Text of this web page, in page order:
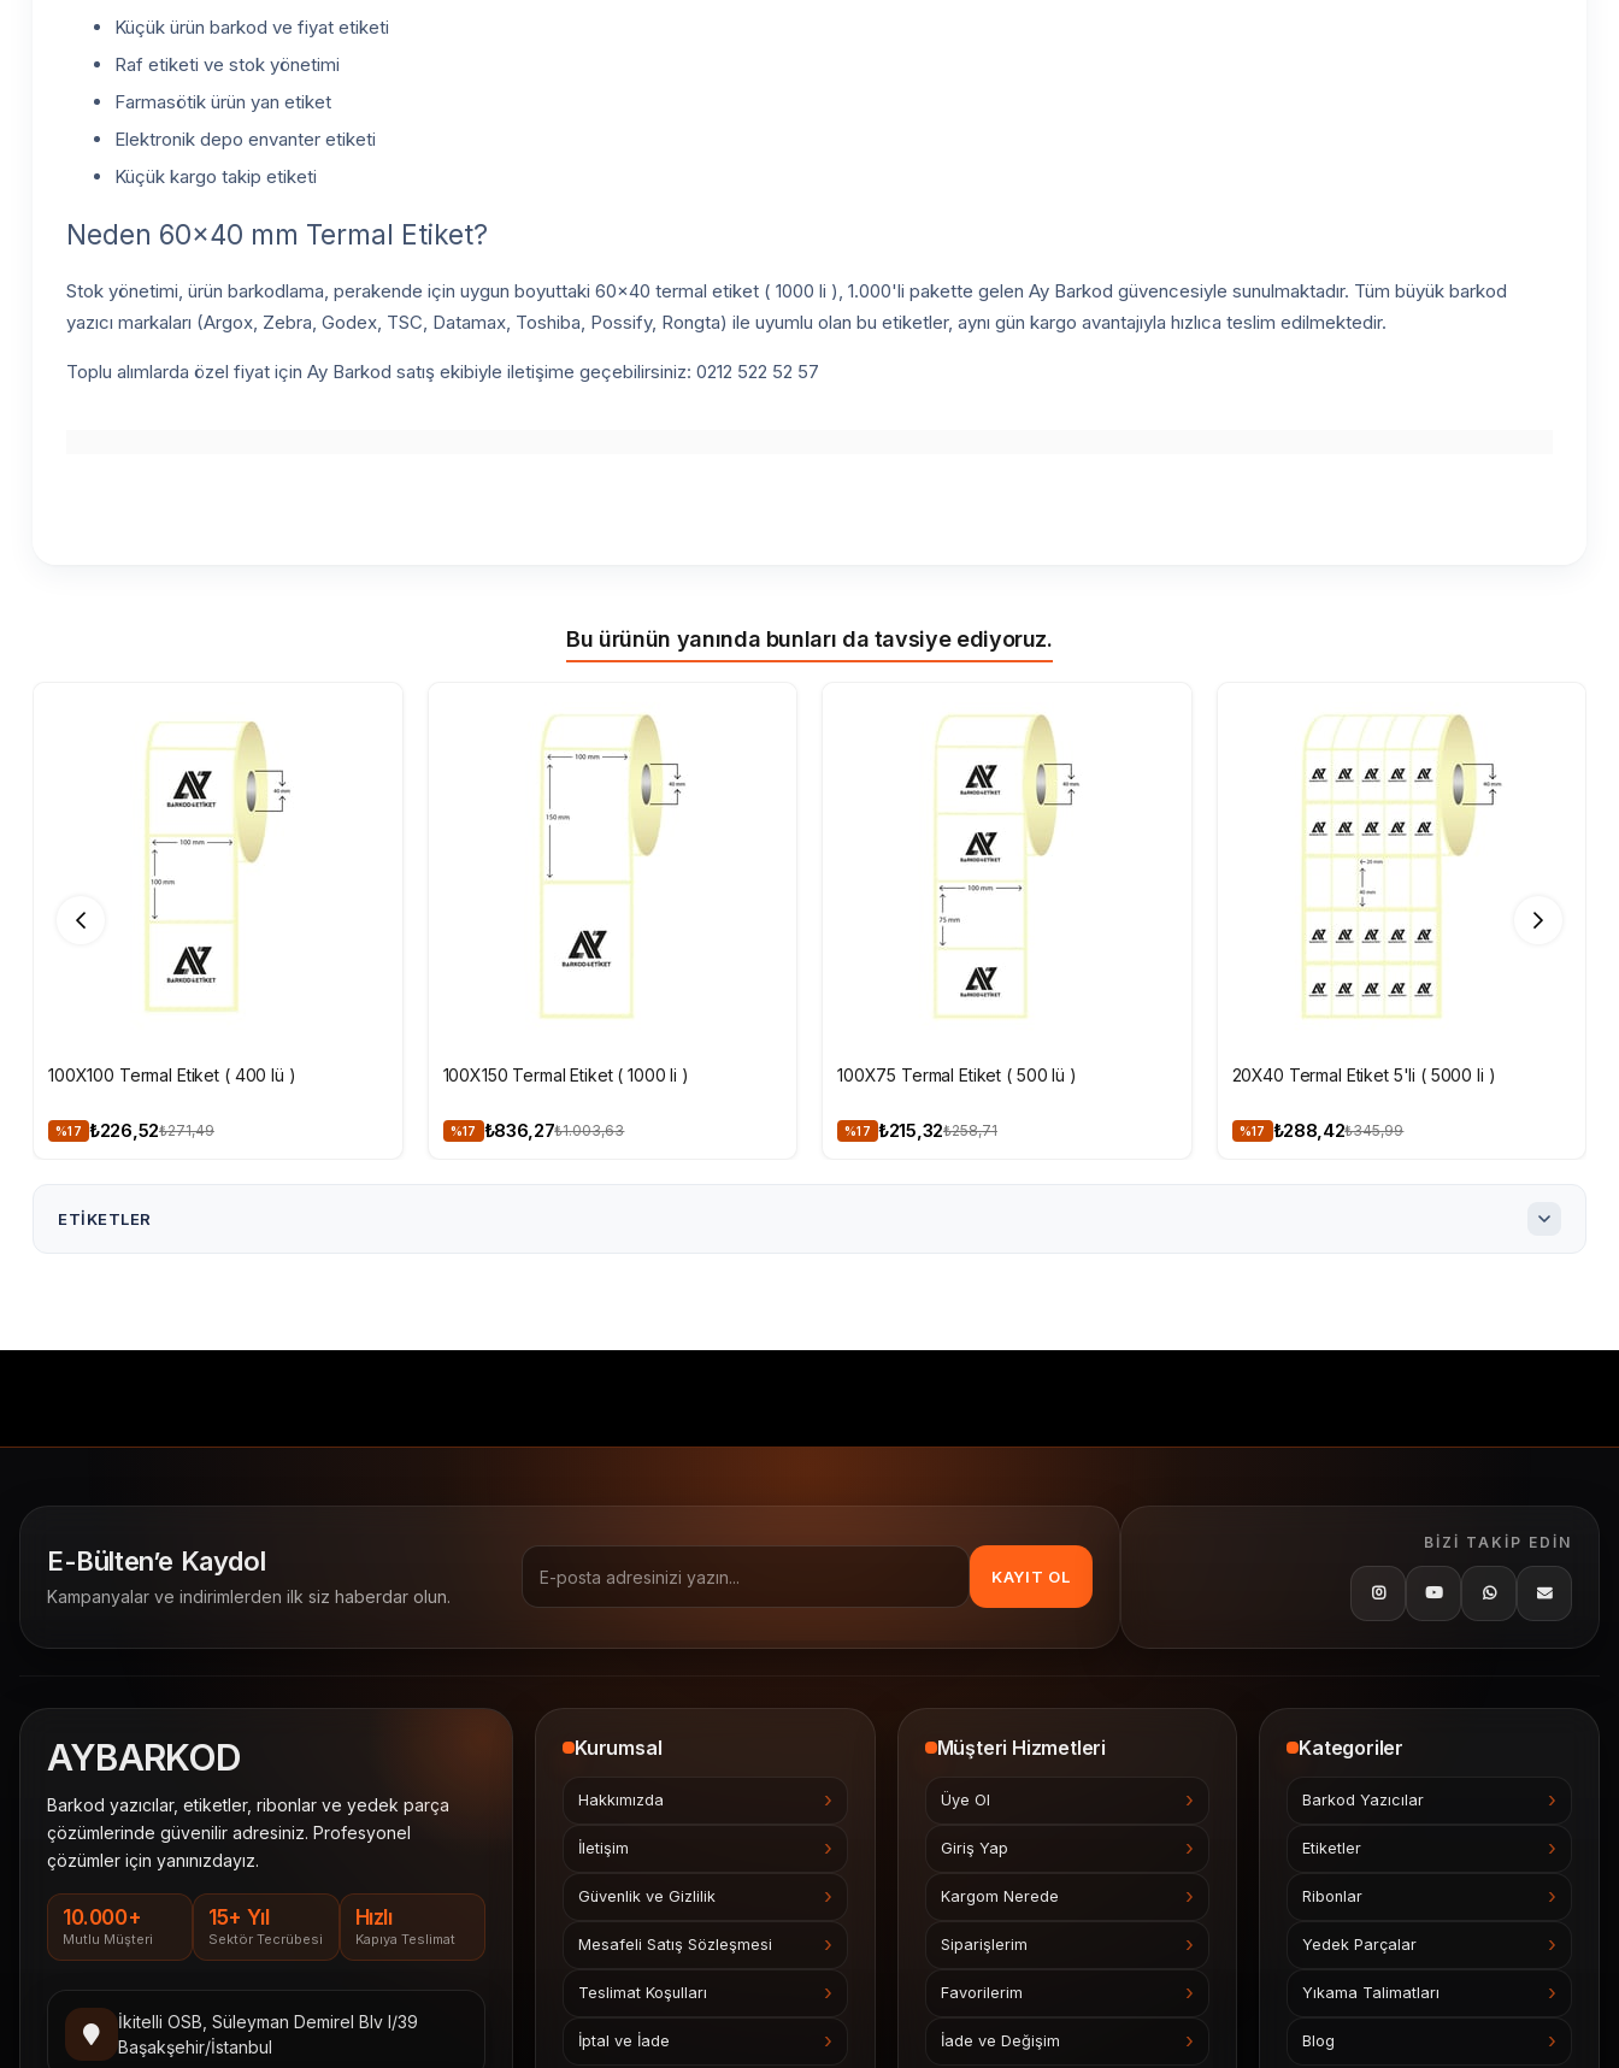
Küçük ürün barkod ve fiyat etiketi
Raf etiketi ve stok yönetimi
Farmasötik ürün yan etiket
Elektronik depo envanter etiketi
Küçük kargo takip etiketi
Neden 60x40 mm Termal Etiket?
Stok yönetimi, ürün barkodlama, perakende için uygun boyuttaki 60x40 termal etiket ( 1000 li ), 1.000'li pakette gelen Ay Barkod güvencesiyle sunulmaktadır. Tüm büyük barkod
yazıcı markaları (Argox, Zebra, Godex, TSC, Datamax, Toshiba, Possify, Rongta) ile uyumlu olan bu etiketler, aynı gün kargo avantajıyla hızlıca teslim edilmektedir.
Toplu alımlarda özel fiyat için Ay Barkod satış ekibiyle iletişime geçebilirsiniz: 0212 522 52 57
Bu ürünün yanında bunları da tavsiye ediyoruz.
100X100 Termal Etiket ( 400 lü )
%17 ₺226,52₺271,49
100X150 Termal Etiket ( 1000 li )
%17 ₺836,27₺1.003,63
100X75 Termal Etiket ( 500 lü )
%17 ₺215,32₺258,71
20X40 Termal Etiket 5'li ( 5000 li )
%17 ₺288,42₺345,99
ETIKETLER
E-Bülten’e Kaydol
Kampanyalar ve indirimlerden ilk siz haberdar olun.
KAYIT OL
BIZI TAKIP EDIN
AYBARKOD
Barkod yazıcılar, etiketler, ribonlar ve yedek parça
çözümlerinde güvenilir adresiniz. Profesyonel
çözümler için yanınızdayız.
10.000+
Mutlu Müşteri
15+ Yıl
Sektör Tecrübesi
Hızlı
Kapıya Teslimat
İkitelli OSB, Süleyman Demirel Blv I/39
Başakşehir/İstanbul
Kurumsal
Hakkımızda
İletişim
Güvenlik ve Gizlilik
Mesafeli Satış Sözleşmesi
Teslimat Koşulları
İptal ve İade
Müşteri Hizmetleri
Üye Ol
Giriş Yap
Kargom Nerede
Siparişlerim
Favorilerim
İade ve Değişim
Kategoriler
Barkod Yazıcılar
Etiketler
Ribonlar
Yedek Parçalar
Yıkama Talimatları
Blog